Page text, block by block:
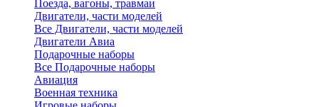
Поезда, вагоны, травмаи
Двигатели, части моделей
Все Двигатели, части моделей
Двигатели Авиа
Подарочные наборы
Все Подарочные наборы
Авиация
Военная техника